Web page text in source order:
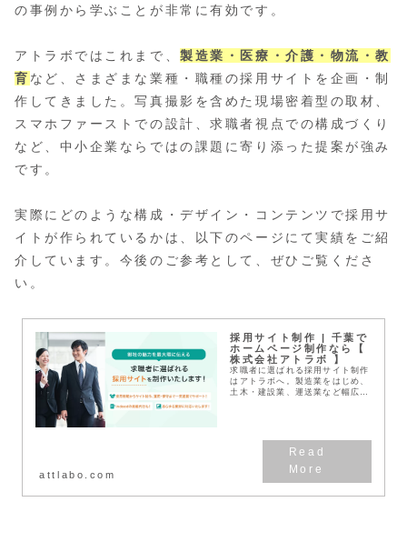
の事例から学ぶことが非常に有効です。
アトラボではこれまで、製造業・医療・介護・物流・教
育 など、さまざまな業種・職種の採用サイトを企画・制
作してきました。写真撮影を含めた現場密着型の取材、
スマホファーストでの設計、求職者視点での構成づくり
など、中小企業ならではの課題に寄り添った提案が強み
です。
実際にどのような構成・デザイン・コンテンツで採用サ
イトが作られているかは、以下のページにて実績をご紹
介しています。今後のご参考として、ぜひご覧くださ
い。
採用サイト制作 | 千葉で
ホームページ制作なら【
株式会社アトラボ 】
求職者に選ばれる採用サイト制作
はアトラボへ。製造業をはじめ、
土木・建設業、運送業など幅広い
attlabo.com